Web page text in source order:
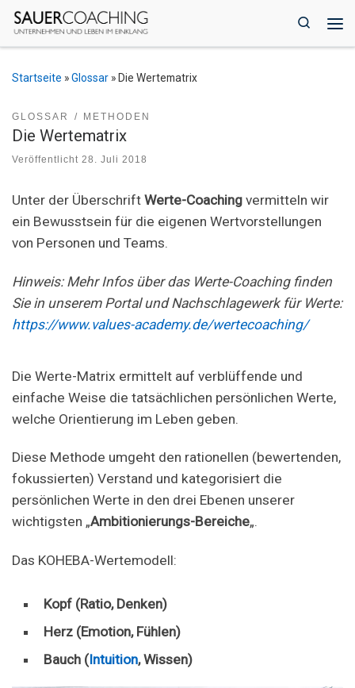
Zum Inhalt springen
Search
Startseite »Glossar » Die Wertematrix
GLOSSAR METHODEN
Die Wertematrix
Veröffentlicht 28. Juli 2018
Unter der Überschrift Werte-Coaching vermitteln wir
ein Bewusstsein für die eigenen Wertvorstellungen
von Personen und Teams.
Hinweis: Mehr Infos über das Werte-Coaching finden
Sie in unserem Portal und Nachschlagewerk für Werte:
https://www.values-academy.de/wertecoaching/
Die Werte-Matrix ermittelt auf verblüffende und
einfache Weise die tatsächlichen persönlichen Werte,
welche Orientierung im Leben geben.
Diese Methode umgeht den rationellen (bewertenden,
fokussierten) Verstand und kategorisiert die
persönlichen Werte in den drei Ebenen unserer
wichtigsten „Ambitionierungs-Bereiche„.
Das KOHEBA-Wertemodell:
Kopf (Ratio, Denken)
Herz (Emotion, Fühlen)
Bauch (Intuition, Wissen)